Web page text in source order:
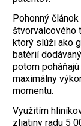
Pohonný
štvorvalcového
ktorý slúži ako
batérií
potom
maximálny
momentu.
Využitím
zliatiny radu 5